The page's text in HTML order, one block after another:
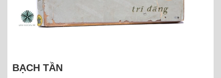
BẠCH TẦN